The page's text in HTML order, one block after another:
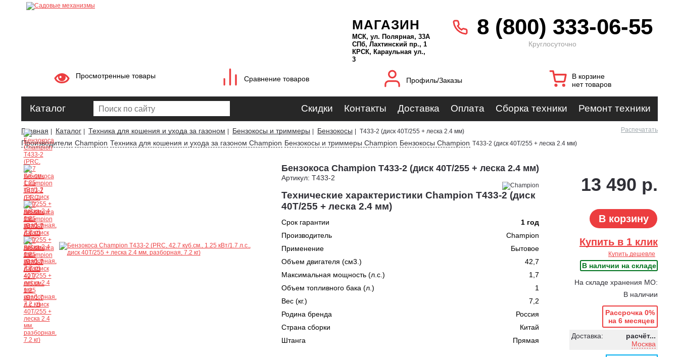
МАГАЗИН
МСК, ул. Полярная, 33А
СПб, Лахтинский пр., 1
КРСК, Караульная ул.,
3
8 (800) 333-06-55
Круглосуточно
Просмотренные товары Сравнение товаров Профиль/Заказы
В корзине
нет товаров
Каталог Скидки Контакты Доставка Оплата Сборка техники Ремонт техники
Главная Каталог Техника для кошения и ухода за газоном Бензокосы и триммеры Бензокосы T433-2 (диск 40T/255 + леска 2.4 мм) Распечатать
Производители Champion Техника для кошения и ухода за газоном Champion Бензокосы и триммеры Champion Бензокосы Champion T433-2 (диск 40T/255 + леска 2.4 мм)
Бензокоса Champion T433-2 (диск 40T/255 + леска 2.4 мм)
Артикул: T433-2
Технические характеристики Champion T433-2 (диск
40T/255 + леска 2.4 мм)
Срок гарантии
1 год
Производитель
Champion
Применение
Бытовое
Объем двигателя (см3.)
42,7
Максимальная мощность (л.с.)
1,7
Объем топливного бака (л.)
1
Вес (кг.)
7,2
Родина бренда
Россия
Страна сборки
Китай
Штанга
Прямая
13 490 р.
В корзину
Купить в 1 клик
Купить дешевле
В наличии на складе
На складе хранения МО:
В наличии
Рассрочка 0%
на 6 месяцев
Доставка:
расчёт...
Москва